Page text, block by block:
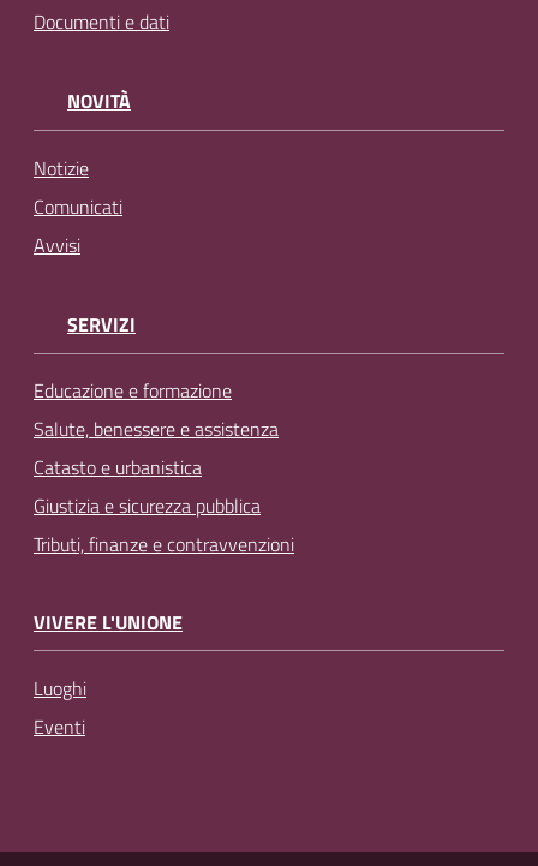
Documenti e dati
NOVITÀ
Notizie
Comunicati
Avvisi
SERVIZI
Educazione e formazione
Salute, benessere e assistenza
Catasto e urbanistica
Giustizia e sicurezza pubblica
Tributi, finanze e contravvenzioni
VIVERE L'UNIONE
Luoghi
Eventi